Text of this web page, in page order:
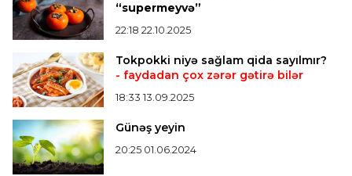
iştirak etməyəcəyini açıqladı
Bütün xəbərlər >>>
“supermeyvə”
22:18 22.10.2025
Tokpokki niyə sağlam qida sayılmır?
- faydadan çox zərər gətirə bilər
18:33 13.09.2025
Günəş yeyin
20:25 01.06.2024